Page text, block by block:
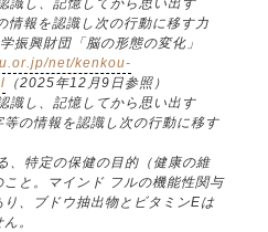
情報を認識し次の行動に移す力
振興財団「脳の形態の変化」
net/kenkou-
（2025年12月9日参照）
識し、記憶してから思い出す
の情報を認識し次の行動に移す
、特定の保健の目的（健康の維
と。マインド フルの機能性関与
、ブドウ抽出物とビタミンEは
。